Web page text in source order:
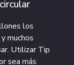
los
muchos
Utilizar Tip
sea más